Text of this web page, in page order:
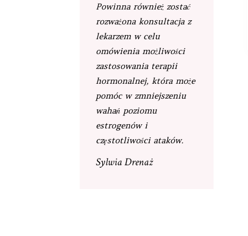
Powinna również zostać
rozważona konsultacja z
lekarzem w celu
omówienia możliwości
zastosowania terapii
hormonalnej, która może
pomóc w zmniejszeniu
wahań poziomu
estrogenów i
częstotliwości ataków.
Sylwia Drenaż